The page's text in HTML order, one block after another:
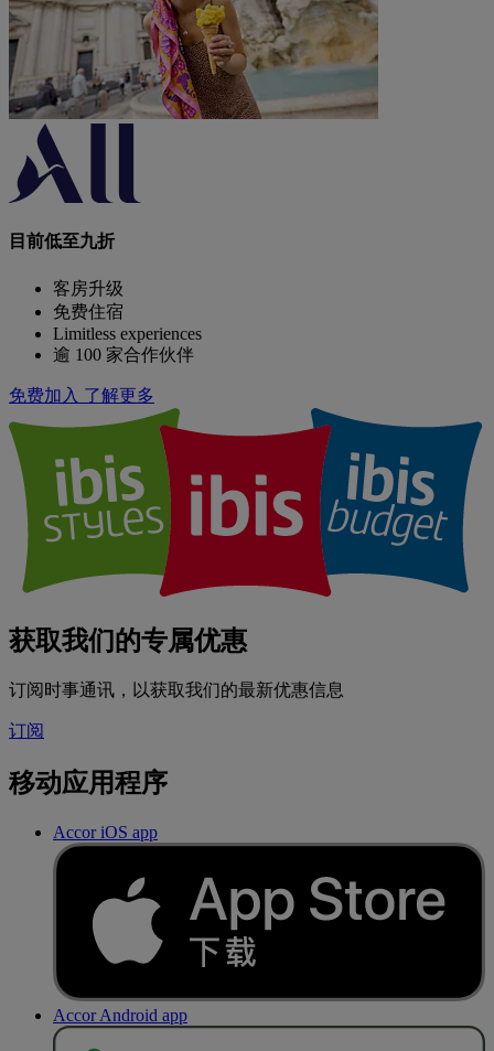
目前低至九折
客房升级
免费住宿
Limitless experiences
逾 100 家合作伙伴
免费加入 了解更多
获取我们的专属优惠
订阅时事通讯，以获取我们的最新优惠信息
订阅
移动应用程序
Accor iOS app
Accor Android app